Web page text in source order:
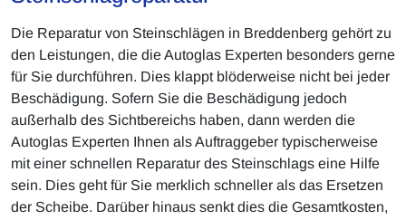
Die Reparatur von Steinschlägen in Breddenberg gehört zu
den Leistungen, die die Autoglas Experten besonders gerne
für Sie durchführen. Dies klappt blöderweise nicht bei jeder
Beschädigung. Sofern Sie die Beschädigung jedoch
außerhalb des Sichtbereichs haben, dann werden die
Autoglas Experten Ihnen als Auftraggeber typischerweise
mit einer schnellen Reparatur des Steinschlags eine Hilfe
sein. Dies geht für Sie merklich schneller als das Ersetzen
der Scheibe. Darüber hinaus senkt dies die Gesamtkosten,